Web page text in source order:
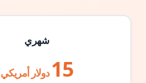
شهري
15 دولار أمريكي